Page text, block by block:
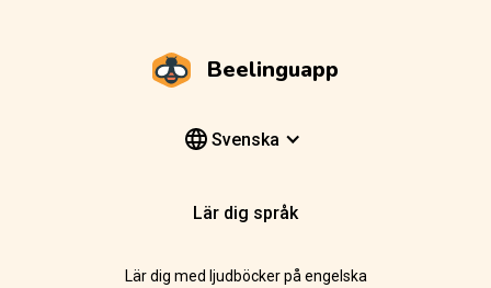
Beelinguapp
Svenska
Lär dig språk
Lär dig med ljudböcker på engelska